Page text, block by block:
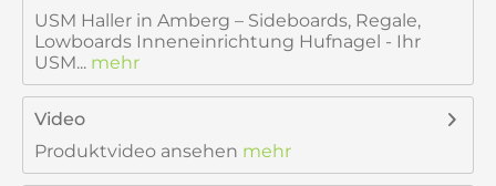
USM Haller in Amberg – Sideboards, Regale,
Lowboards Inneneinrichtung Hufnagel - Ihr
USM... mehr
Video
Produktvideo ansehen mehr